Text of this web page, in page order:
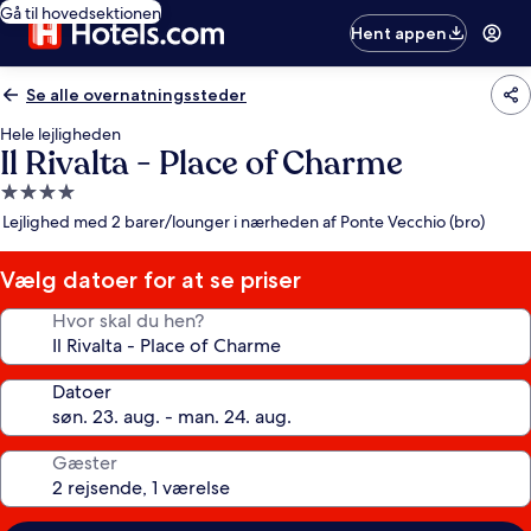
Gå til hovedsektionen
Hent appen
Se alle overnatningssteder
Hele lejligheden
Il Rivalta - Place of Charme
4.0-
stjernet
Lejlighed med 2 barer/lounger i nærheden af Ponte Vecchio (bro)
Vælg datoer for at se priser
Hvor skal du hen?
Datoer
Gæster